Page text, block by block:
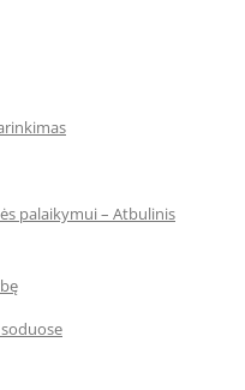
palaikymui – Atbulinis